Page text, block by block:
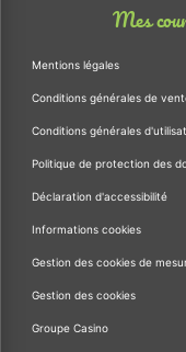
Mes
Mentions légales
Conditions générales de
Conditions générales
Politique de protection des
Déclaration d'accessibilité
Informations cookies
Gestion des cookies de
Gestion des cookies
Groupe Casino